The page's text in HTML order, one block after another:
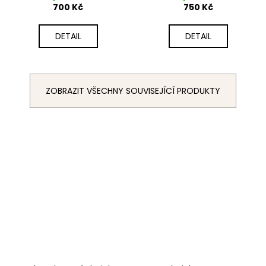
700 Kč
DETAIL
750 Kč
DETAIL
ZOBRAZIT VŠECHNY SOUVISEJÍCÍ PRODUKTY